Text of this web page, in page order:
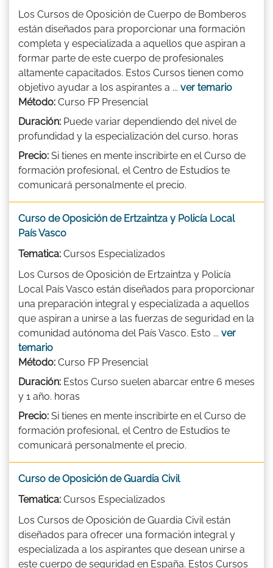
Los Cursos de Oposición de Cuerpo de Bomberos
están diseñados para proporcionar una formación
completa y especializada a aquellos que aspiran a
formar parte de este cuerpo de profesionales
altamente capacitados. Estos Cursos tienen como
objetivo ayudar a los aspirantes a ... ver temario
Método: Curso FP Presencial
Duración: Puede variar dependiendo del nivel de
profundidad y la especialización del curso. horas
Precio: Si tienes en mente inscribirte en el Curso de
formación profesional, el Centro de Estudios te
comunicará personalmente el precio.
Curso de Oposición de Ertzaintza y Policía Local
País Vasco
Tematica: Cursos Especializados
Los Cursos de Oposición de Ertzaintza y Policía
Local País Vasco están diseñados para proporcionar
una preparación integral y especializada a aquellos
que aspiran a unirse a las fuerzas de seguridad en la
comunidad autónoma del País Vasco. Esto ... ver
temario
Método: Curso FP Presencial
Duración: Estos Curso suelen abarcar entre 6 meses
y 1 año. horas
Precio: Si tienes en mente inscribirte en el Curso de
formación profesional, el Centro de Estudios te
comunicará personalmente el precio.
Curso de Oposición de Guardia Civil
Tematica: Cursos Especializados
Los Cursos de Oposición de Guardia Civil están
diseñados para ofrecer una formación integral y
especializada a los aspirantes que desean unirse a
este cuerpo de seguridad en España. Estos Cursos